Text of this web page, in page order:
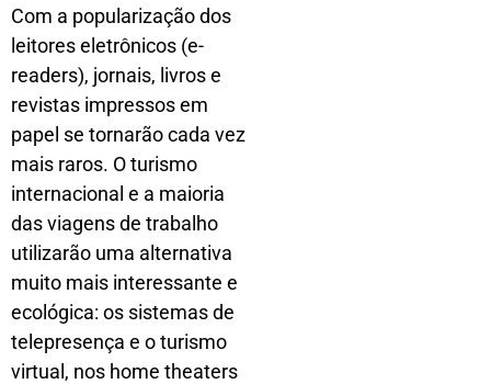
Com a popularização dos
leitores eletrônicos (e-
readers), jornais, livros e
revistas impressos em
papel se tornarão cada vez
mais raros. O turismo
internacional e a maioria
das viagens de trabalho
utilizarão uma alternativa
muito mais interessante e
ecológica: os sistemas de
telepresença e o turismo
virtual, nos home theaters